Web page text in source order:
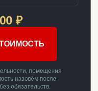
₽
помещения
назовём после
обязательств.